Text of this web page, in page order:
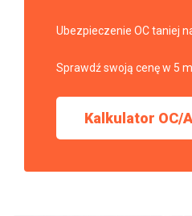
Ubezpieczenie OC taniej
Sprawdź swoją cenę w 5
Kalkulator OC/